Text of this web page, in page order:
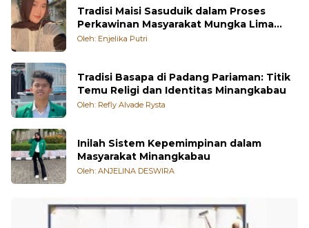
Tradisi Maisi Sasuduik dalam Proses
Perkawinan Masyarakat Mungka Lima
Puluh Kota
Oleh: Enjelika Putri
Tradisi Basapa di Padang Pariaman: Titik
Temu Religi dan Identitas Minangkabau
Oleh: Refly Alvade Rysta
Inilah Sistem Kepemimpinan dalam
Masyarakat Minangkabau
Oleh: ANJELINA DESWIRA